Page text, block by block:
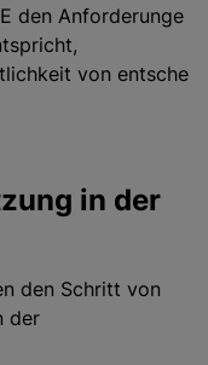
den Anforderunge
von entsche
in der
den Schritt von
der